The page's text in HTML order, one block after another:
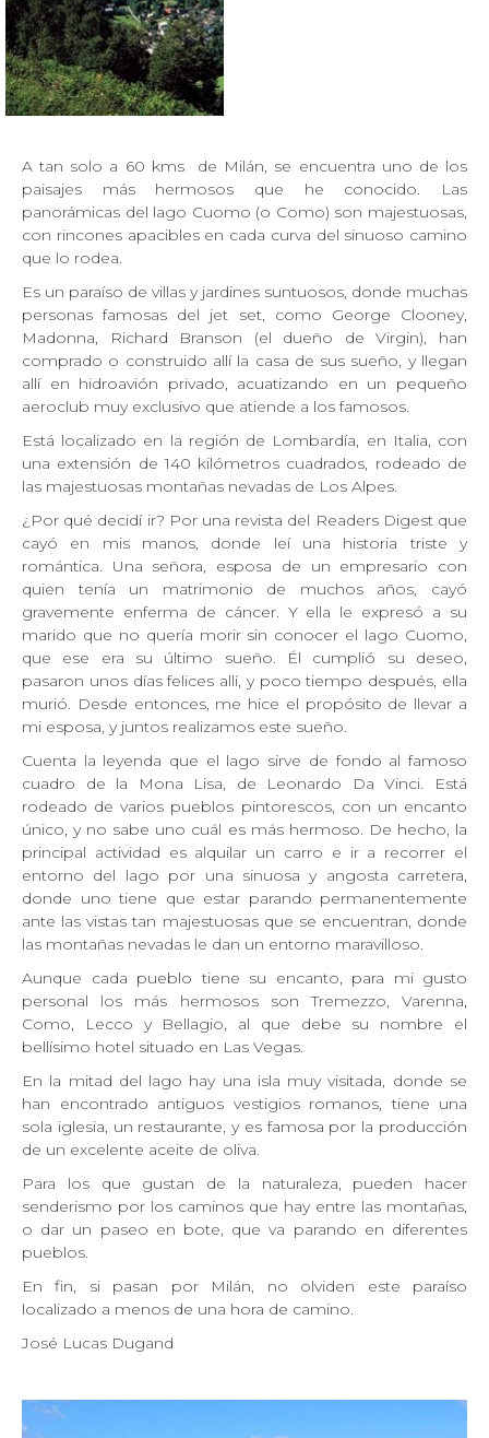
A tan solo a 60 kms de Milán, se encuentra uno de los
paisajes más hermosos que he conocido. Las
panorámicas del lago Cuomo (o Como) son majestuosas,
con rincones apacibles en cada curva del sinuoso camino
que lo rodea.
Es un paraíso de villas y jardines suntuosos, donde muchas
personas famosas del jet set, como George Clooney,
Madonna, Richard Branson (el dueño de Virgin), han
comprado o construido allí la casa de sus sueño, y llegan
allí en hidroavión privado, acuatizando en un pequeño
aeroclub muy exclusivo que atiende a los famosos.
Está localizado en la región de Lombardía, en Italia, con
una extensión de 140 kilómetros cuadrados, rodeado de
las majestuosas montañas nevadas de Los Alpes.
¿Por qué decidí ir? Por una revista del Readers Digest que
cayó en mis manos, donde leí una historia triste y
romántica. Una señora, esposa de un empresario con
quien tenía un matrimonio de muchos años, cayó
gravemente enferma de cáncer. Y ella le expresó a su
marido que no quería morir sin conocer el lago Cuomo,
que ese era su último sueño. Él cumplió su deseo,
pasaron unos días felices allí, y poco tiempo después, ella
murió. Desde entonces, me hice el propósito de llevar a
mi esposa, y juntos realizamos este sueño.
Cuenta la leyenda que el lago sirve de fondo al famoso
cuadro de la Mona Lisa, de Leonardo Da Vinci. Está
rodeado de varios pueblos pintorescos, con un encanto
único, y no sabe uno cuál es más hermoso. De hecho, la
principal actividad es alquilar un carro e ir a recorrer el
entorno del lago por una sinuosa y angosta carretera,
donde uno tiene que estar parando permanentemente
ante las vistas tan majestuosas que se encuentran, donde
las montañas nevadas le dan un entorno maravilloso.
Aunque cada pueblo tiene su encanto, para mi gusto
personal los más hermosos son Tremezzo, Varenna,
Como, Lecco y Bellagio, al que debe su nombre el
bellísimo hotel situado en Las Vegas.
En la mitad del lago hay una isla muy visitada, donde se
han encontrado antiguos vestigios romanos, tiene una
sola iglesia, un restaurante, y es famosa por la producción
de un excelente aceite de oliva.
Para los que gustan de la naturaleza, pueden hacer
senderismo por los caminos que hay entre las montañas,
o dar un paseo en bote, que va parando en diferentes
pueblos.
En fin, si pasan por Milán, no olviden este paraíso
localizado a menos de una hora de camino.
José Lucas Dugand